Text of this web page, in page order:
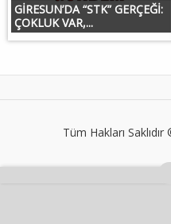
GİRESUN’DA “STK” GERÇEĞİ:
ÇOKLUK VAR,...
Tüm Hakları